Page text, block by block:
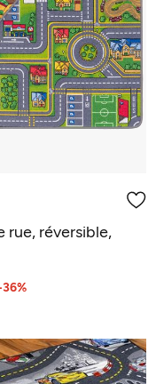
rue, réversible,